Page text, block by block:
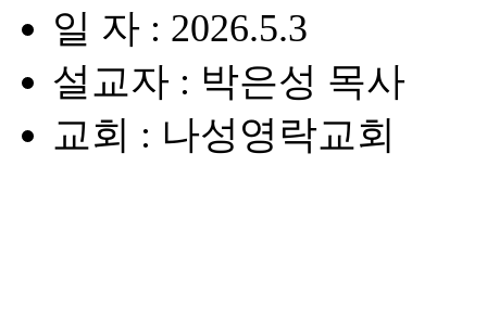
일 자 : 2026.5.3
설교자 : 박은성 목사
교회 : 나성영락교회